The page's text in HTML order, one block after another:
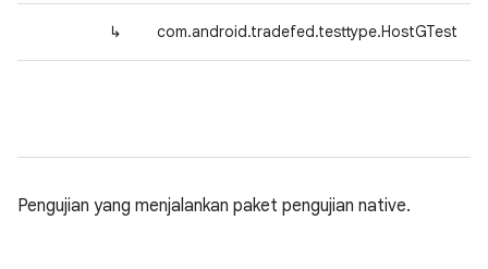
↳ com.android.tradefed.testtype.HostGTest
Pengujian yang menjalankan paket pengujian native.